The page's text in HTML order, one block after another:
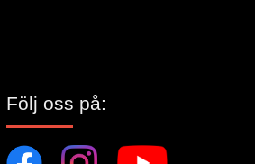
Följ oss på: